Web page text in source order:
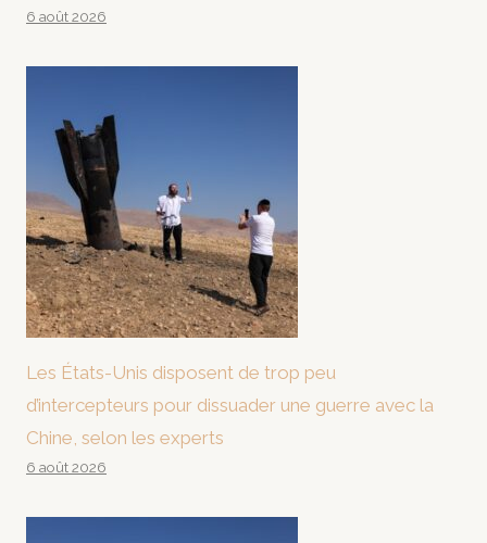
6 août 2026
Les États-Unis disposent de trop peu
d’intercepteurs pour dissuader une guerre avec la
Chine, selon les experts
6 août 2026